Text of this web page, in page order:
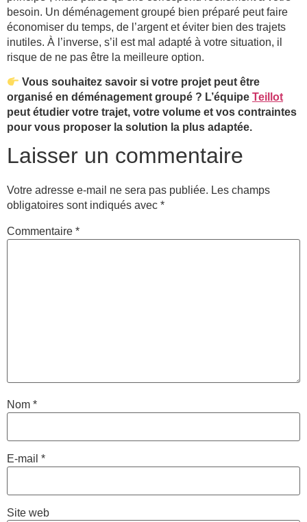
besoin. Un déménagement groupé bien préparé peut faire
économiser du temps, de l’argent et éviter bien des trajets
inutiles. À l’inverse, s’il est mal adapté à votre situation, il
risque de ne pas être la meilleure option.
Vous souhaitez savoir si votre projet peut être
organisé en déménagement groupé ? L’équipe Teillot
peut étudier votre trajet, votre volume et vos contraintes
pour vous proposer la solution la plus adaptée.
Laisser un commentaire
Votre adresse e-mail ne sera pas publiée. Les champs
obligatoires sont indiqués avec *
Commentaire *
Nom *
E-mail *
Site web